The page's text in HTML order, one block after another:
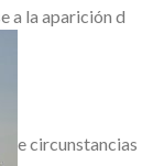
a la aparición d
e circunstancias